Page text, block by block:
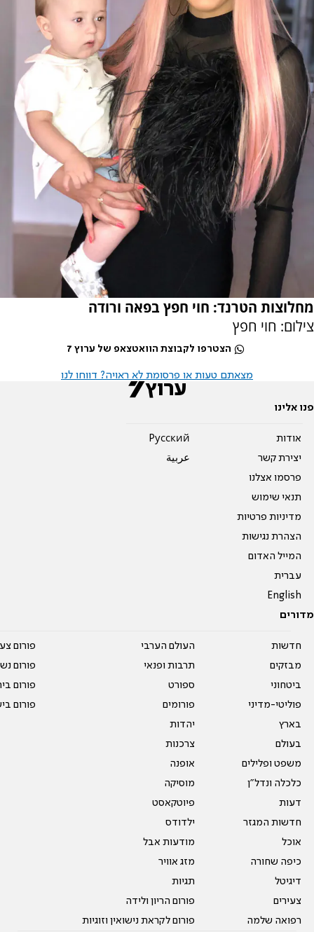
מחלוצות הטרנד: חוי חפץ בפאה ורודה
צילום: חוי חפץ
הצטרפו לקבוצת הוואטצאפ של ערוץ 7
מצאתם טעות או פרסומת לא ראויה? דווחו לנו
פנו אלינו
אודות
יצירת קשר
פרסמו אצלנו
תנאי שימוש
מדיניות פרטיות
הצהרת נגישות
המייל האדום
עברית
English
Pусский
عربية
מדורים
חדשות
מבזקים
ביטחוני
פוליטי-מדיני
בארץ
בעולם
משפט ופלילים
כלכלה ונדל"ן
דעות
חדשות המגזר
אוכל
כיפה שחורה
דיגיטל
צעירים
רפואה שלמה
העולם הערבי
תרבות ופנאי
ספורט
פורומים
יהדות
צרכנות
אופנה
מוסיקה
פיוטקאסט
ילדודס
מודעות אבל
מזג אוויר
תגיות
פורום הריון ולידה
פורום לקראת נישואין וזוגיות
פורום
פורום
פורום
פורום